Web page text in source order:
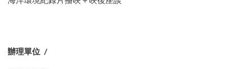
辦理單位